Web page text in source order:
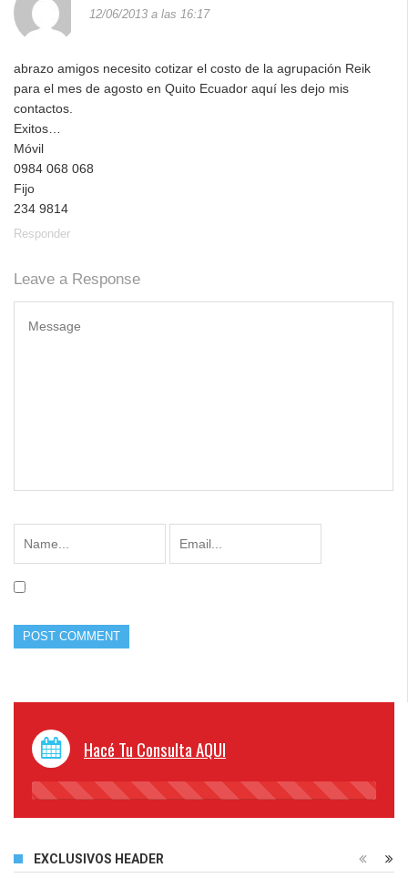
12/06/2013 a las 16:17
abrazo amigos necesito cotizar el costo de la agrupación Reik
para el mes de agosto en Quito Ecuador aquí les dejo mis
contactos.
Exitos…
Móvil
0984 068 068
Fijo
234 9814
Responder
Leave a Response
Hacé Tu Consulta AQUI
45%
EXCLUSIVOS HEADER